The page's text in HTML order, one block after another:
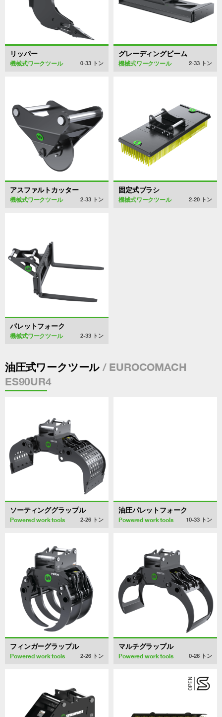
リッパー
機械式ワークツール 0-33 トン
グレーディングビーム
機械式ワークツール 2-33 トン
アスファルトカッター
機械式ワークツール 2-33 トン
固定式ブラシ
機械式ワークツール 2-20 トン
パレットフォーク
機械式ワークツール 2-33 トン
油圧式ワークツール / EUROCOMACH
ES90UR4
ソーティンググラップル
Powered work tools 2-26 トン
油圧パレットフォーク
Powered work tools 10-33 トン
フィンガーグラップル
Powered work tools 2-26 トン
マルチグラップル
Powered work tools 0-26 トン